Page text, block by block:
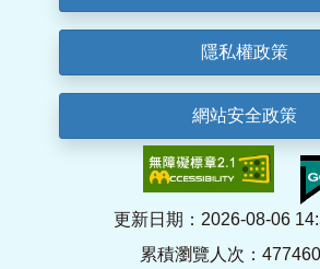
隱私權政策
網站安全政策
更新日期：2026-08-06
累積瀏覽人次：